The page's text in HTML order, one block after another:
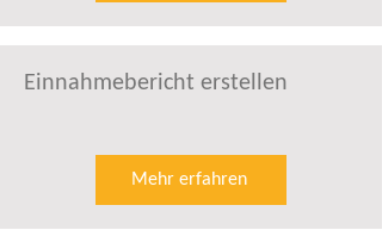
Einnahmebericht erstellen
Mehr erfahren